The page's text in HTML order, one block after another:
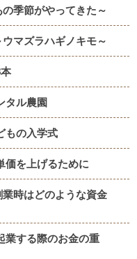
の季節がやってきた～
マズラハギノキモ～
タル農園
もの入学式
価を上げるために
時はどのような資金
業する際のお金の重